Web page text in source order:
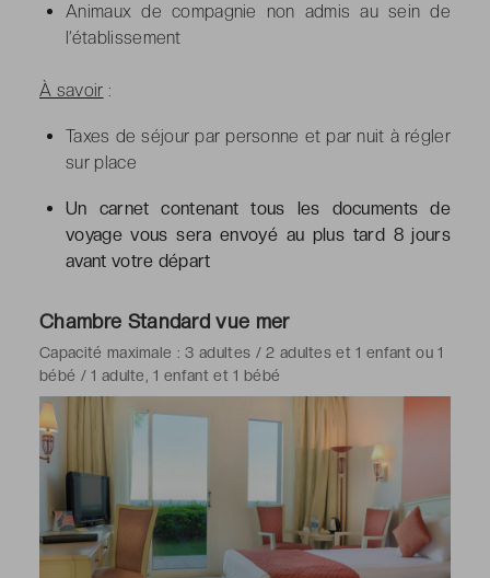
Animaux de compagnie non admis au sein de
l’établissement
À savoir :
Taxes de séjour par personne et par nuit à régler
sur place
Un carnet contenant tous les documents de
voyage vous sera envoyé au plus tard 8 jours
avant votre départ
Chambre Standard vue mer
Capacité maximale : 3 adultes / 2 adultes et 1 enfant ou 1
bébé / 1 adulte, 1 enfant et 1 bébé